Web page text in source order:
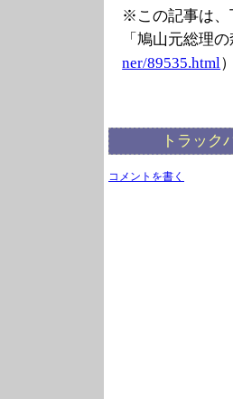
※この記事は、
「鳩山元総理
ner/89535.html
トラック
コメントを書く